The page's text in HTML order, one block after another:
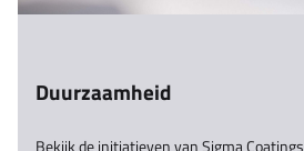
Duurzaamheid